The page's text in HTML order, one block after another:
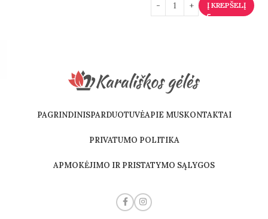
Į KREPŠELĮ
PAGRINDINISPARDUOTUVĖAPIE MUSKONTAKTAI
PRIVATUMO POLITIKA
APMOKĖJIMO IR PRISTATYMO SĄLYGOS